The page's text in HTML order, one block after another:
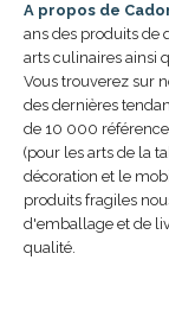
A propos de
ans des produits de
arts culinaires ainsi
Vous trouverez sur
des dernières
de 10 000
(pour les arts de la
décoration et le
produits fragiles
d'emballage et de
qualité.